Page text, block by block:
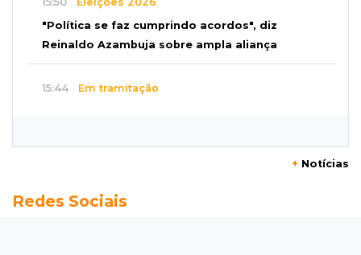
"Política se faz cumprindo acordos", diz
Reinaldo Azambuja sobre ampla aliança
15:44 Em tramitação
Caminhão envolvido em acidente com 4
+ Notícias
Redes Sociais